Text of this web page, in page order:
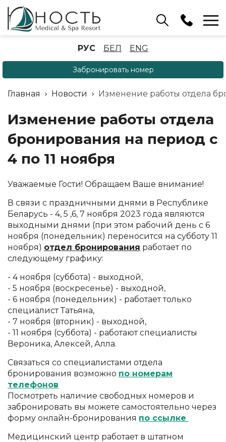
Бассейн
+375 (17) 503 93 22
Аренда беседок
+375 (33) 902 35 07
Отдел бронирования
+375 (17) 503 91 10
РУС БЕЛ ENG
Забронировать номер
Главная Новости Изменение работы отдела
Изменение работы отдела
бронирования на период с
4 по 11 ноября
Уважаемые Гости! Обращаем Ваше внимание!
В связи с праздничными днями в Республике
Беларусь - 4, 5 ,6, 7 ноября 2023 года являются
выходными днями (при этом рабочий день с 6
ноября (понедельник) переносится на субботу 11
ноября) отдел бронирования работает по
следующему графику:
- 4 ноября (суббота) - выходной,
- 5 ноября (воскресенье) - выходной,
- 6 ноября (понедельник) - работает только
специалист Татьяна,
- 7 ноября (вторник) - выходной,
- 11 ноября (суббота) - работают специалисты
Вероника, Алексей, Алла.
Связаться со специалистами отдела
бронирования возможно по номерам
телефонов
Посмотреть наличие свободных номеров и
забронировать вы можете самостоятельно через
форму онлайн-бронирования по ссылке
Медицинский центр работает в штатном